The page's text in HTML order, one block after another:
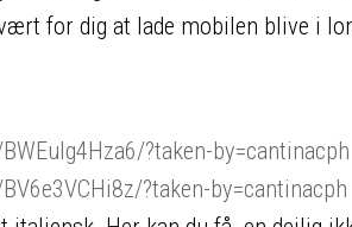
for dig at lade mobilen blive i
?taken-by=cantinacph
?taken-by=cantinacph